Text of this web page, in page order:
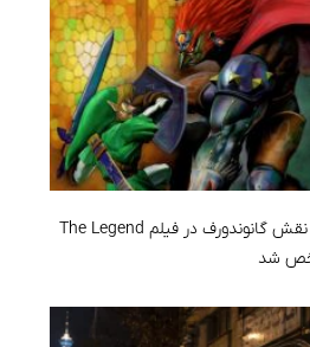
بازیگر احتمالی نقش گانوندورف در فیلم The Legend